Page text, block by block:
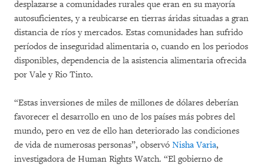
desplazarse a comunidades rurales que eran en su mayoría
autosuficientes, y a reubicarse en tierras áridas situadas a gran
distancia de ríos y mercados. Estas comunidades han sufrido
períodos de inseguridad alimentaria o, cuando en los periodos
disponibles, dependencia de la asistencia alimentaria ofrecida
por Vale y Rio Tinto.
“Estas inversiones de miles de millones de dólares deberían
favorecer el desarrollo en uno de los países más pobres del
mundo, pero en vez de ello han deteriorado las condiciones
de vida de numerosas personas”, observó Nisha Varia,
investigadora de Human Rights Watch. “El gobierno de